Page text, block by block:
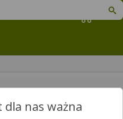
Koszyk
Drukuj/Zapisz
nas ważna